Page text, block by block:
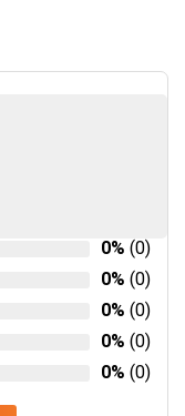
0% (0)
0% (0)
0% (0)
0% (0)
0% (0)